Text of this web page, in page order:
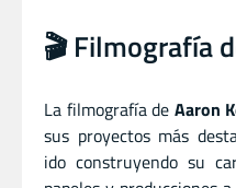
🎬 Filmografía
La filmografía de Aaron
sus proyectos más
ido construyendo su